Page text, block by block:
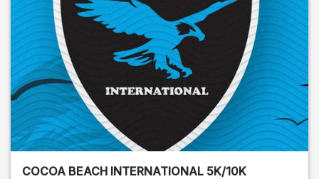
COCOA BEACH INTERNATIONAL 5K/10K